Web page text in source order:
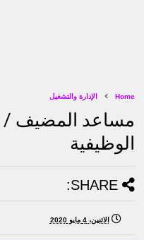
Home الإدارة والتشغيل
مساعد المضيف /
الوظيفية
SHARE:
الاثنين، 4 مايو 2020